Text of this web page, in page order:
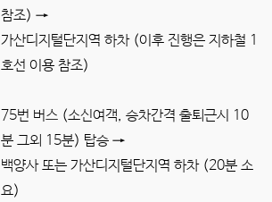
참조) →
가산디지털단지역 하차 (이후 진행은 지하철 1
호선 이용 참조)
75번 버스 (소신여객, 승차간격 출퇴근시 10
분 그외 15분) 탑승 →
백양사 또는 가산디지털단지역 하차 (20분 소
요)